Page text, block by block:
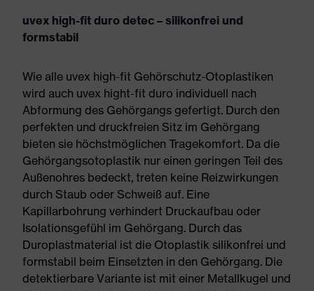
uvex high-fit duro detec – silikonfrei und
formstabil
Wie alle uvex high-fit Gehörschutz-Otoplastiken
wird auch uvex hight-fit duro individuell nach
Abformung des Gehörgangs gefertigt. Durch den
perfekten und druckfreien Sitz im Gehörgang
bieten sie höchstmöglichen Tragekomfort. Da die
Gehörgangsotoplastik nur einen geringen Teil des
Außenohres bedeckt, treten keine Reizwirkungen
durch Staub oder Schweiß auf. Eine
Kapillarbohrung verhindert Druckaufbau oder
Isolationsgefühl im Gehörgang. Durch das
Duroplastmaterial ist die Otoplastik silikonfrei und
formstabil beim Einsetzten in den Gehörgang. Die
detektierbare Variante ist mit einer Metallkugel und